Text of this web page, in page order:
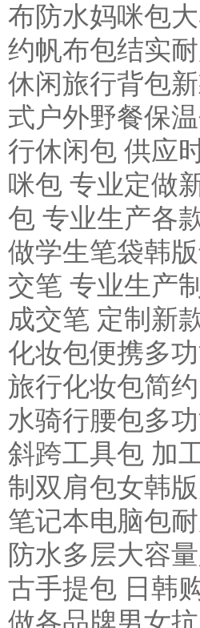
布防水妈咪包
约帆布包结实
休闲旅行背包
式户外野餐保
行休闲包 供应
咪包 专业定做
包 专业生产各
做学生笔袋韩
交笔 专业生产
成交笔 定制新
化妆包便携多
旅行化妆包简
水骑行腰包多
斜跨工具包 加
制双肩包女韩
笔记本电脑包
防水多层大容
古手提包 日韩
做各品牌男女